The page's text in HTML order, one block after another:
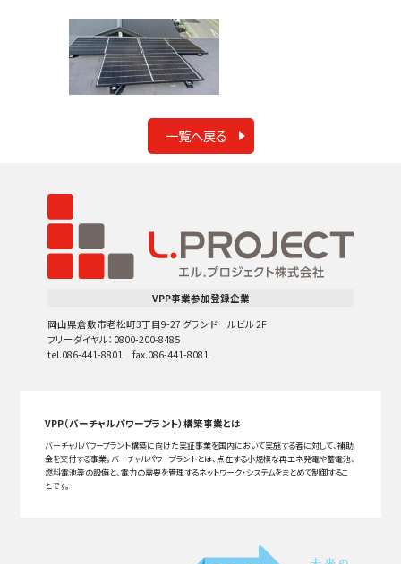
一覧へ戻る
VPP事業参加登録企業
岡山県倉敷市老松町3丁目9-27 グランドールビル 2F
フリーダイヤル：0800-200-8485
tel.086-441-8801 fax.086-441-8081
VPP（バーチャルパワープラント）構築事業とは
バーチャルパワープラント構築に向けた実証事業を国内において実施する者に対して、補助
金を交付する事業。バーチャルパワープラントとは、点在する小規模な再エネ発電や蓄電池、
燃料電池等の設備と、電力の需要を管理するネットワーク・システムをまとめて制御するこ
とです。